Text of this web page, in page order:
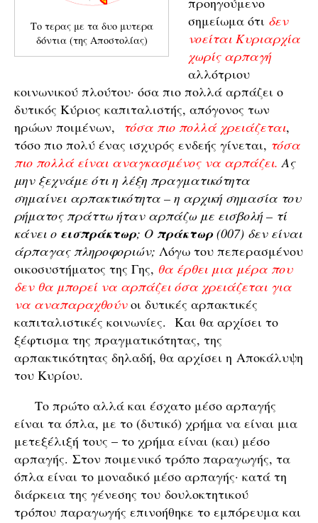
Το τερας με τα δυο μυτερα
δόντια (της Αποστολίας)
σημείωμα ότι δεν
νοείται Κυριαρχία
χωρίς αρπαγή
αλλότριου
κοινωνικού πλούτου· όσα πιο πολλά αρπάζει ο
δυτικός Κύριος καπιταλιστής, απόγονος των
ηρώων ποιμένων, τόσα πιο πολλά χρειάζεται,
τόσο πιο πολύ ένας ισχυρός ενδεής γίνεται, τόσα
πιο πολλά είναι αναγκασμένος να αρπάζει. Ας
μην ξεχνάμε ότι η λέξη πραγματικότητα
σημαίνει αρπακτικότητα – η αρχική σημασία του
ρήματος πράττω ήταν αρπάζω με εισβολή – τί
κάνει ο εισπράκτωρ; Ο πράκτωρ (007) δεν είναι
άρπαγας πληροφοριών; Λόγω του πεπερασμένου
οικοσυστήματος της Γης, θα έρθει μια μέρα που
δεν θα μπορεί να αρπάζει όσα χρειάζεται για
να αναπαραχθούν οι δυτικές αρπακτικές
καπιταλιστικές κοινωνίες. Και θα αρχίσει το
ξέφτισμα της πραγματικότητας, της
αρπακτικότητας δηλαδή, θα αρχίσει η Αποκάλυψη
του Κυρίου.
Το πρώτο αλλά και έσχατο μέσο αρπαγής
είναι τα όπλα, με το (δυτικό) χρήμα να είναι μια
μετεξέλιξή τους – το χρήμα είναι (και) μέσο
αρπαγής. Στον ποιμενικό τρόπο παραγωγής, τα
όπλα είναι το μοναδικό μέσο αρπαγής· κατά τη
διάρκεια της γένεσης του δουλοκτητικού
τρόπου παραγωγής επινοήθηκε το εμπόρευμα και